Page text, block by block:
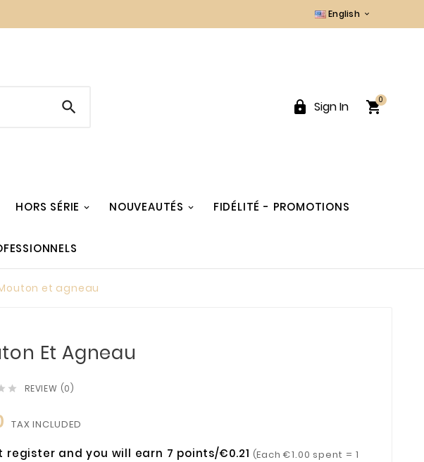
English 
  Sign In 
0
HORS SÉRIE NOUVEAUTÉS FIDÉLITÉ - PROMOTIONS
et agneau
Et Agneau
 REVIEW (0)
TAX INCLUDED
register and you will earn 7 points/€0.21 (Each €1.00 spent = 1